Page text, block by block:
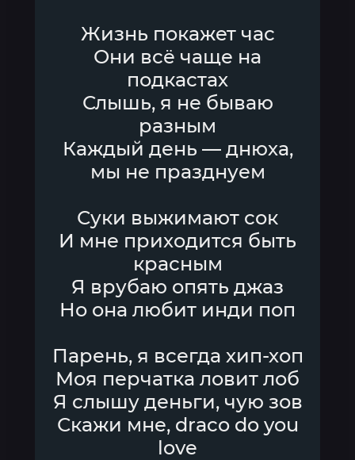
Жизнь покажет час
Они всё чаще на
подкастах
Слышь, я не бываю
разным
Каждый день — днюха,
мы не празднуем
Суки выжимают сок
И мне приходится быть
красным
Я врубаю опять джаз
Но она любит инди поп
Парень, я всегда хип-хоп
Моя перчатка ловит лоб
Я слышу деньги, чую зов
Скажи мне, draco do you
love